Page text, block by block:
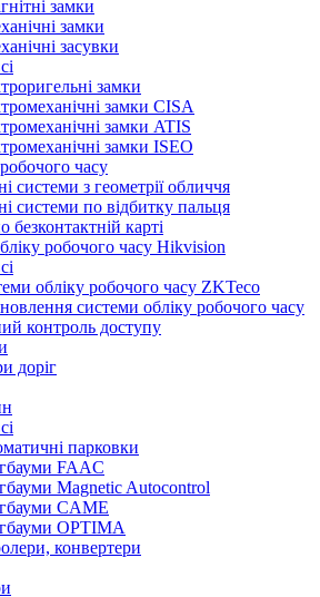
замки
замки
засувки
замки
замки CISA
замки ATIS
замки ISEO
часу
системи з геометрії обличчя
системи по відбитку пальця
безконтактній карті
робочого часу Hikvision
обліку робочого часу ZKTeco
системи обліку робочого часу
контроль доступу
доріг
парковки
FAAC
Magnetic Autocontrol
CAME
OPTIMA
конвертери